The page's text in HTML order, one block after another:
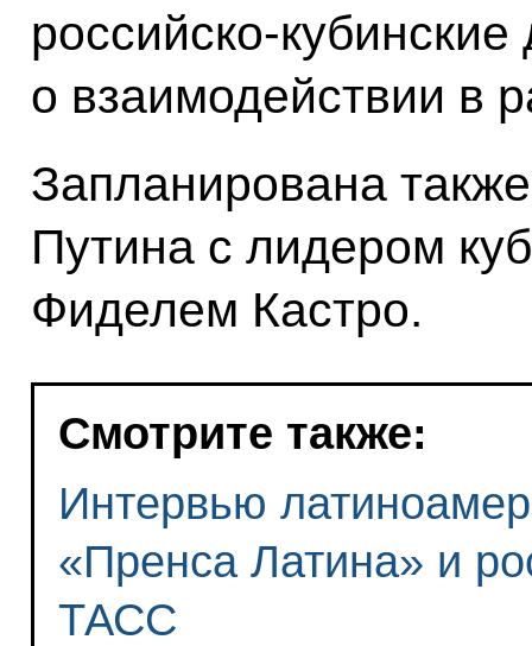
российско-
о взаимодействии в
Запланирована
Путина с лидером
Фиделем Кастро.
Смотрите также:
Интервью
«Пренса Латина» и
ТАСС